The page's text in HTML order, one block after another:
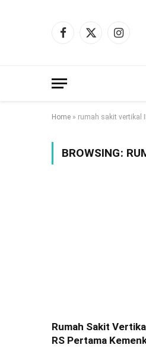
Facebook
X
Home » rumah sakit vertikal
BROWSING:
Rumah Sakit
RS Pertama